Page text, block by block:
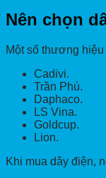
Nên chọn
Một số thương
Cadivi.
Trần Phú.
Daphaco.
LS Vina.
Goldcup.
Lion.
Khi mua dây điện,